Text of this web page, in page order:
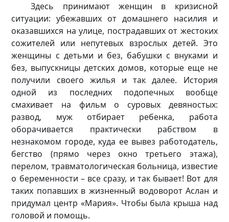
Здесь принимают женщин в кризисной
ситуации: убежавших от домашнего насилия и
оказавшихся на улице, пострадавших от жестоких
сожителей или непутевых взрослых детей. Это
женщины с детьми и без, бабушки с внуками и
без, выпускницы детских домов, которые еще не
получили своего жилья и так далее. История
одной из последних подопечных вообще
смахивает на фильм о суровых девяностых:
развод, муж отбирает ребенка, работа
оборачивается практически рабством в
незнакомом городе, куда ее вывез работодатель,
бегство (прямо через окно третьего этажа),
перелом, травматологическая больница, известие
о беременности – все сразу, и так бывает! Вот для
таких попавших в жизненный водоворот Аслан и
придумал центр «Мария». Чтобы была крыша над
головой и помощь.